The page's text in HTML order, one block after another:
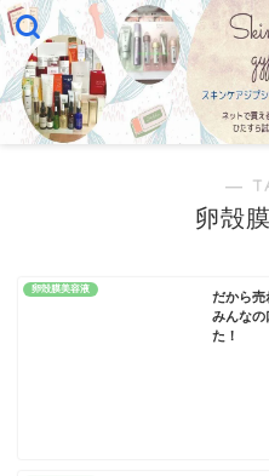
―
卵殻
卵殻膜美容液
だから売
みんなの
た！